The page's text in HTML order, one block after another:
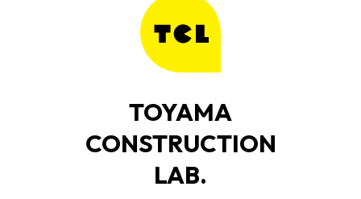
TOYAMA
CONSTRUCTION
LAB.